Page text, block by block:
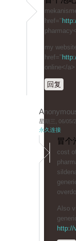
href="
my
href="
online</a>
回复
星期三, 06/05/
永久连接
冒个
cost
Also
http://